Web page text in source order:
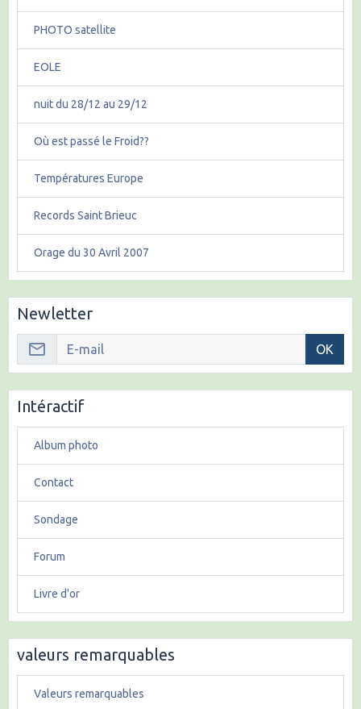
PHOTO satellite
EOLE
nuit du 28/12 au 29/12
Où est passé le Froid??
Températures Europe
Records Saint Brieuc
Orage du 30 Avril 2007
Newletter
OK
Intéractif
Album photo
Contact
Sondage
Forum
Livre d'or
valeurs remarquables
Valeurs remarquables